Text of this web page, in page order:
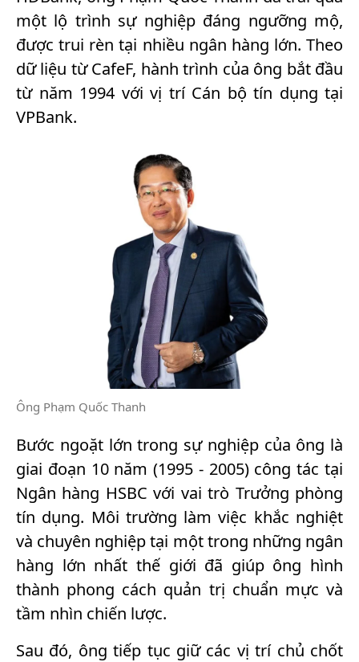
một lộ trình sự nghiệp đáng ngưỡng mộ,
được trui rèn tại nhiều ngân hàng lớn. Theo
dữ liệu từ CafeF, hành trình của ông bắt đầu
từ năm 1994 với vị trí Cán bộ tín dụng tại
VPBank.
Ông Phạm Quốc Thanh
Bước ngoặt lớn trong sự nghiệp của ông là
giai đoạn 10 năm (1995 - 2005) công tác tại
Ngân hàng HSBC với vai trò Trưởng phòng
tín dụng. Môi trường làm việc khắc nghiệt
và chuyên nghiệp tại một trong những ngân
hàng lớn nhất thế giới đã giúp ông hình
thành phong cách quản trị chuẩn mực và
tầm nhìn chiến lược.
Sau đó, ông tiếp tục giữ các vị trí chủ chốt